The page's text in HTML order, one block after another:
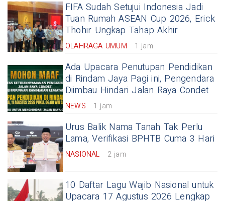
FIFA Sudah Setujui Indonesia Jadi
Tuan Rumah ASEAN Cup 2026, Erick
Thohir Ungkap Tahap Akhir
OLAHRAGA UMUM 1 jam
Ada Upacara Penutupan Pendidikan
di Rindam Jaya Pagi ini, Pengendara
Diimbau Hindari Jalan Raya Condet
NEWS 1 jam
Urus Balik Nama Tanah Tak Perlu
Lama, Verifikasi BPHTB Cuma 3 Hari
NASIONAL 2 jam
10 Daftar Lagu Wajib Nasional untuk
Upacara 17 Agustus 2026 Lengkap